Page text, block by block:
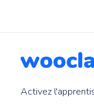
Activez